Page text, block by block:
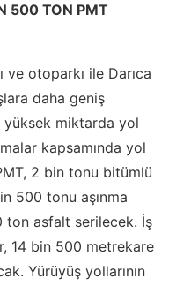
500 TON PMT
ve otoparkı ile Darıca
daha geniş
miktarda yol
kapsamında yol
2 bin tonu bitümlü
500 tonu aşınma
asfalt serilecek. İş
14 bin 500 metrekare
Yürüyüş yollarının